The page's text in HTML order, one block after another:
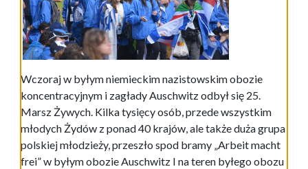
Wczoraj w byłym niemieckim nazistowskim obozie
koncentracyjnym i zagłady Auschwitz odbył się 25.
Marsz Żywych. Kilka tysięcy osób, przede wszystkim
młodych Żydów z ponad 40 krajów, ale także duża grupa
polskiej młodzieży, przeszło spod bramy „Arbeit macht
frei” w byłym obozie Auschwitz I na teren byłego obozu